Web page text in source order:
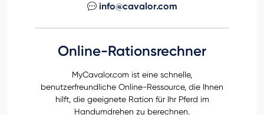
info@cavalor.com
Online-Rationsrechner
MyCavalor.com ist eine schnelle,
benutzerfreundliche Online-Ressource, die Ihnen
hilft, die geeignete Ration für Ihr Pferd im
Handumdrehen zu berechnen.